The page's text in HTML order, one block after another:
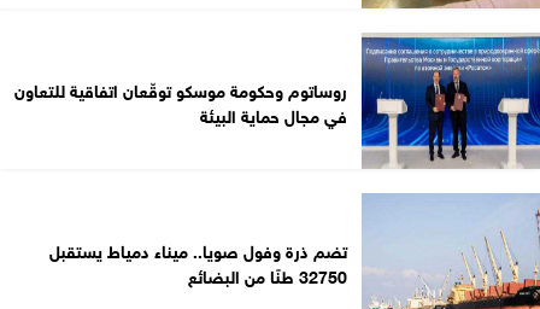
روساتوم وحكومة موسكو توقّعان اتفاقية للتعاون
في مجال حماية البيئة
تضم ذرة وفول صويا.. ميناء دمياط يستقبل
32750 طنًا من البضائع